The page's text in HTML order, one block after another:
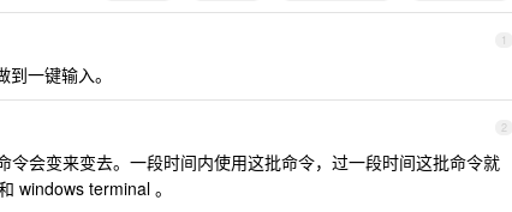
1
一键输入。
2
令会变来变去。一段时间内使用这批命令，过一段时间这批命令就
windows terminal 。